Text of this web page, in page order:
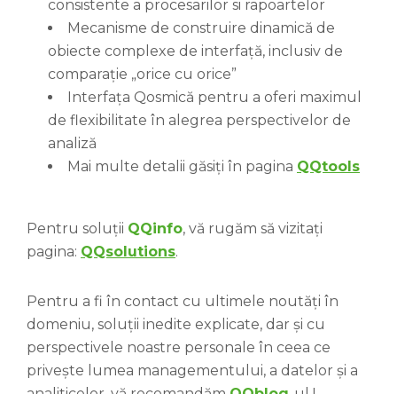
consistente a procesarilor si rapoartelor
Mecanisme de construire dinamică de
obiecte complexe de interfață, inclusiv de
comparație „orice cu orice”
Interfața Qosmică pentru a oferi maximul
de flexibilitate în alegrea perspectivelor de
analiză
Mai multe detalii găsiți în pagina QQtools
Pentru soluții QQinfo, vă rugăm să vizitați
pagina: QQsolutions.
Pentru a fi în contact cu ultimele noutăți în
domeniu, soluții inedite explicate, dar și cu
perspectivele noastre personale în ceea ce
privește lumea managementului, a datelor și a